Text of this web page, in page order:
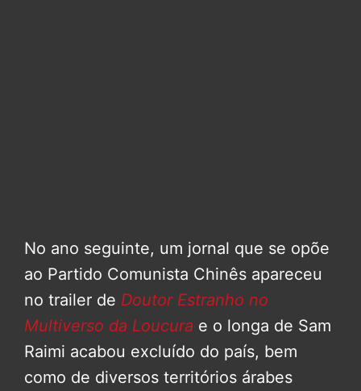
No ano seguinte, um jornal que se opõe
ao Partido Comunista Chinês apareceu
no trailer de Doutor Estranho no
Multiverso da Loucura e o longa de Sam
Raimi acabou excluído do país, bem
como de diversos territórios árabes